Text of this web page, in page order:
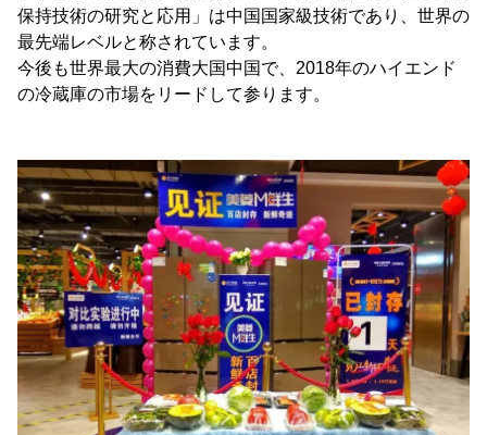
保持技術の研究と応用」は中国国家級技術であり、世界の
最先端レベルと称されています。
今後も世界最大の消費大国中国で、2018年のハイエンド
の冷蔵庫の市場をリードして参ります。